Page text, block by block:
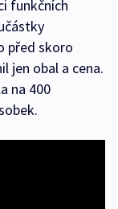
funkčních
před skoro
jen obal a cena.
na 400